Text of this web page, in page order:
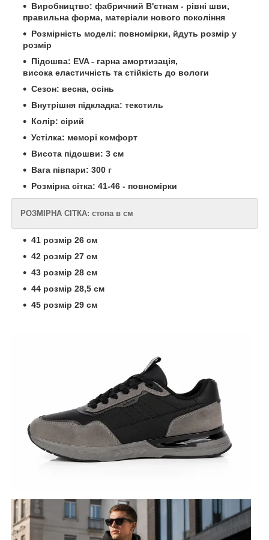
Виробництво: фабричний В'єтнам - рівні шви,
правильна форма, матеріали нового покоління
Розмірність моделі: повномірки, йдуть розмір у
розмір
Підошва: EVA - гарна амортизація,
висока еластичність та стійкість до вологи
Сезон: весна, осінь
Внутрішня підкладка: текстиль
Колір: сірий
Устілка: меморі комфорт
Висота підошви: 3 см
Вага півпари: 300 г
Розмірна сітка: 41-46 - повномірки
РОЗМІРНА СІТКА: стопа в см
41 розмір 26 см
42 розмір 27 см
43 розмір 28 см
44 розмір 28,5 см
45 розмір 29 см